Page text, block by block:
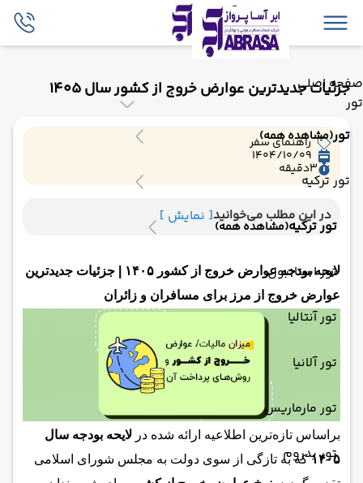
صفحه اصلی
تور
تور(مشاهده همه)
تور ترکیه
تور ترکیه(مشاهده همه)
تور استانبول
تور آنتالیا
تور آلانیا
تور مارماریس
تور بدروم
جزئیات جدیدترین عوارض خروج از کشور سال 1405
راهنمای سفر
1404/10/09
3دقیقه
در این مطلب می‌خوانید[ نمایش ]
لایحه بودجه عوارض خروج از کشور ۱۴۰۵ | جزئیات جدیدترین
عوارض خروج از مرز برای مسافران و زائران
براساس تازه‌ترین اطلاعیه ارائه شده در لایحه بودجه سال
۱۴۰۵که به تازگی از سوی دولت به مجلس شورای اسلامی